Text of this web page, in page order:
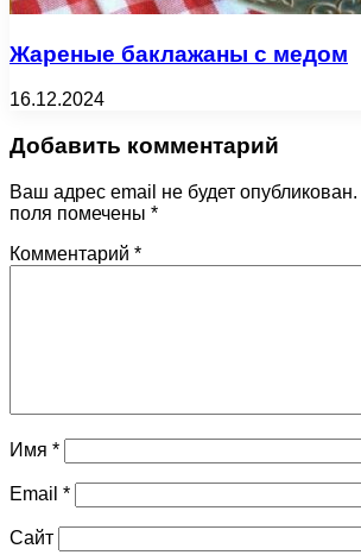
Жареные баклажаны с медом
16.12.2024
Добавить комментарий
Ваш адрес email не будет опубликован.
поля помечены *
Комментарий *
Имя *
Email *
Сайт